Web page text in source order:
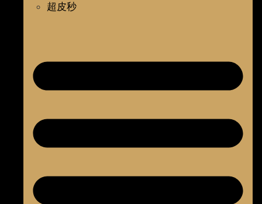
超皮秒